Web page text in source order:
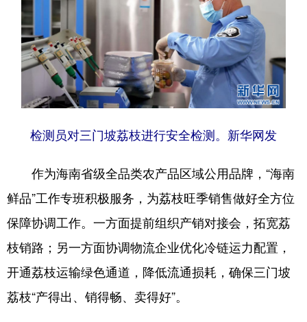
检测员对三门坡荔枝进行安全检测。新华网发
作为海南省级全品类农产品区域公用品牌，“海南
鲜品”工作专班积极服务，为荔枝旺季销售做好全方位
保障协调工作。一方面提前组织产销对接会，拓宽荔
枝销路；另一方面协调物流企业优化冷链运力配置，
开通荔枝运输绿色通道，降低流通损耗，确保三门坡
荔枝“产得出、销得畅、卖得好”。